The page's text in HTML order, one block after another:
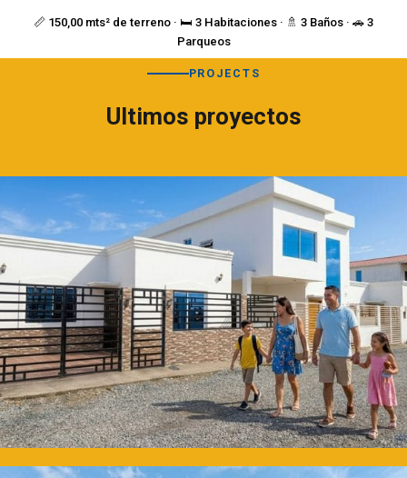
📏 150,00 mts² de terreno · 🛏️ 3 Habitaciones · 🚿 3 Baños · 🚗 3
Parqueos
PROJECTS
Ultimos proyectos